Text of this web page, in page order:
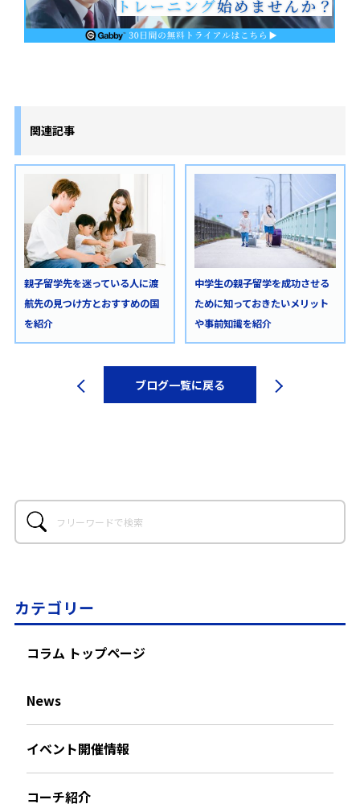
関連記事
親子留学先を迷っている人に渡
航先の見つけ方とおすすめの国
を紹介
中学生の親子留学を成功させる
ために知っておきたいメリット
や事前知識を紹介
ブログ一覧に戻る
カテゴリー
コラム トップページ
News
イベント開催情報
コーチ紹介